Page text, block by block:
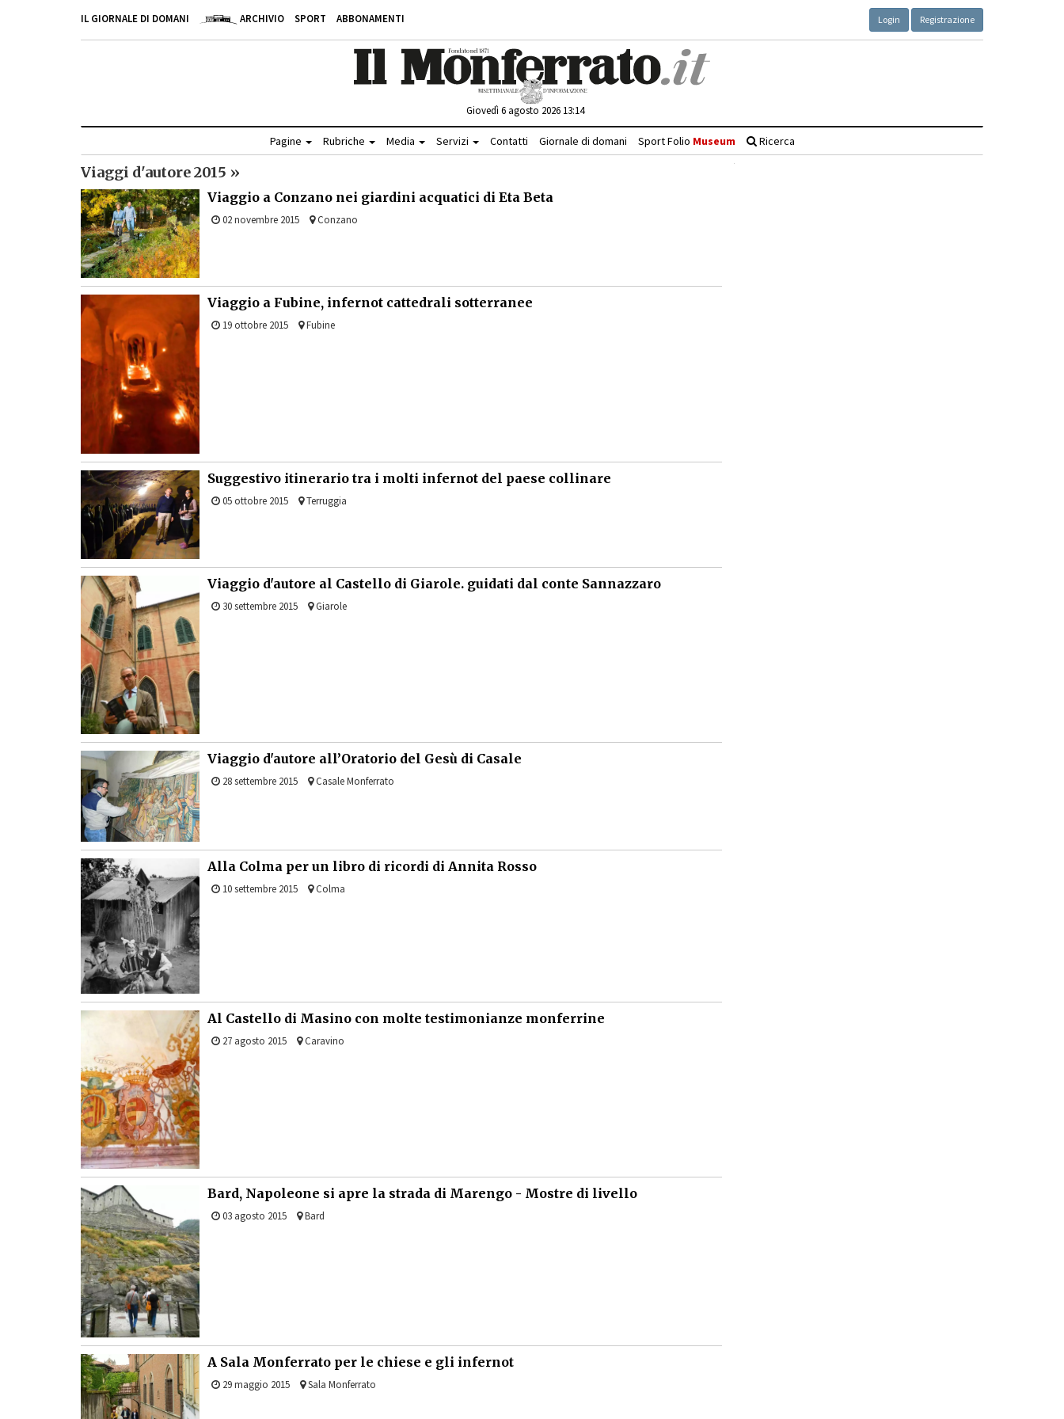
IL GIORNALE DI DOMANI ARCHIVIO SPORT ABBONAMENTI Login Registrazione
Giovedì 6 agosto 2026 13:14
Pagine Rubriche Media Servizi Contatti Giornale di domani Sport Folio Museum Ricerca
Viaggi d'autore 2015 »
Viaggio a Conzano nei giardini acquatici di Eta Beta
02 novembre 2015 Conzano
Viaggio a Fubine, infernot cattedrali sotterranee
19 ottobre 2015 Fubine
Suggestivo itinerario tra i molti infernot del paese collinare
05 ottobre 2015 Terruggia
Viaggio d'autore al Castello di Giarole. guidati dal conte Sannazzaro
30 settembre 2015 Giarole
Viaggio d'autore all’Oratorio del Gesù di Casale
28 settembre 2015 Casale Monferrato
Alla Colma per un libro di ricordi di Annita Rosso
10 settembre 2015 Colma
Al Castello di Masino con molte testimonianze monferrine
27 agosto 2015 Caravino
Bard, Napoleone si apre la strada di Marengo - Mostre di livello
03 agosto 2015 Bard
A Sala Monferrato per le chiese e gli infernot
29 maggio 2015 Sala Monferrato